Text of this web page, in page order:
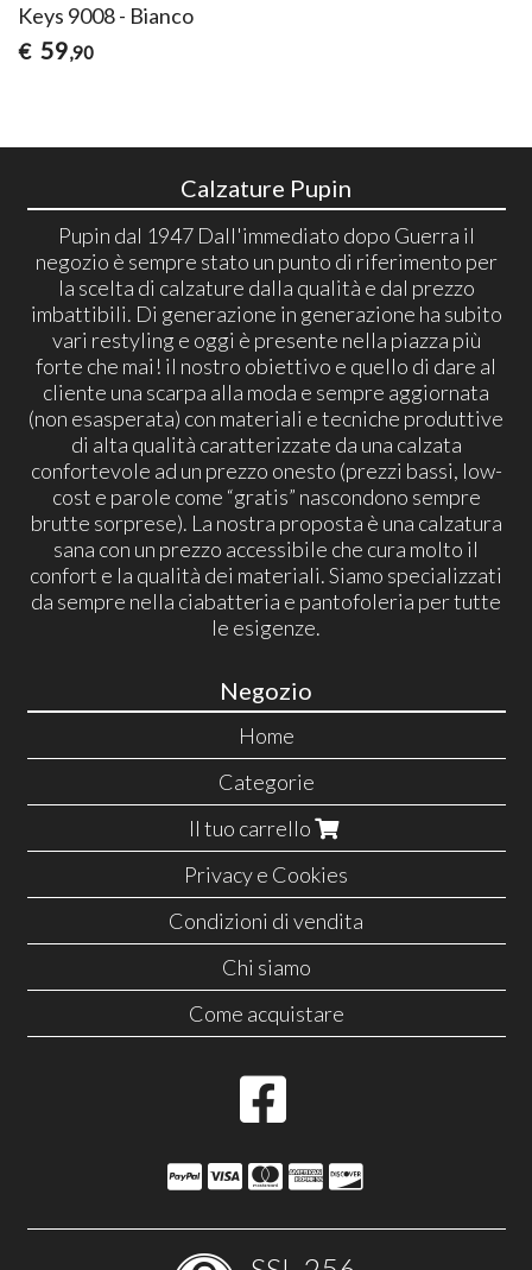
Keys 9008 - Bianco
€ 59,90
Calzature Pupin
Pupin dal 1947 Dall'immediato dopo Guerra il
negozio è sempre stato un punto di riferimento per
la scelta di calzature dalla qualità e dal prezzo
imbattibili. Di generazione in generazione ha subito
vari restyling e oggi è presente nella piazza più
forte che mai! il nostro obiettivo e quello di dare al
cliente una scarpa alla moda e sempre aggiornata
(non esasperata) con materiali e tecniche produttive
di alta qualità caratterizzate da una calzata
confortevole ad un prezzo onesto (prezzi bassi, low-
cost e parole come “gratis” nascondono sempre
brutte sorprese). La nostra proposta è una calzatura
sana con un prezzo accessibile che cura molto il
confort e la qualità dei materiali. Siamo specializzati
da sempre nella ciabatteria e pantofoleria per tutte
le esigenze.
Negozio
Home
Categorie
Il tuo carrello
Privacy e Cookies
Condizioni di vendita
Chi siamo
Come acquistare